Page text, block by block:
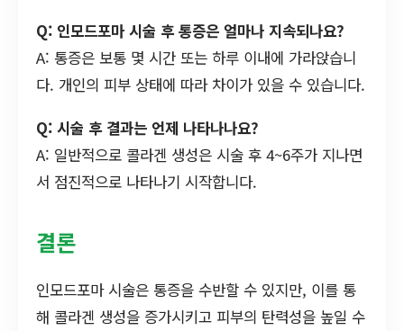
Q: 인모드포마 시술 후 통증은 얼마나 지속되나요?
A: 통증은 보통 몇 시간 또는 하루 이내에 가라앉습니
다. 개인의 피부 상태에 따라 차이가 있을 수 있습니다.
Q: 시술 후 결과는 언제 나타나나요?
A: 일반적으로 콜라겐 생성은 시술 후 4~6주가 지나면
서 점진적으로 나타나기 시작합니다.
결론
인모드포마 시술은 통증을 수반할 수 있지만, 이를 통
해 콜라겐 생성을 증가시키고 피부의 탄력성을 높일 수